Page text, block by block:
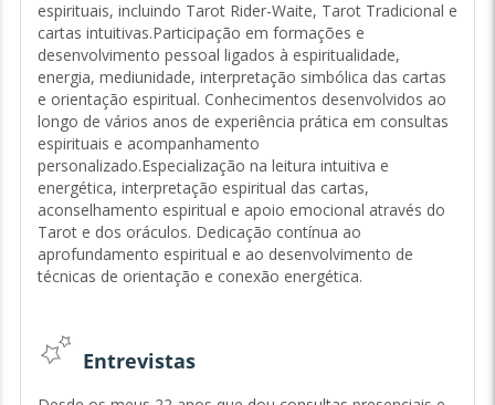
espirituais, incluindo Tarot Rider-Waite, Tarot Tradicional e
cartas intuitivas.Participação em formações e
desenvolvimento pessoal ligados à espiritualidade,
energia, mediunidade, interpretação simbólica das cartas
e orientação espiritual. Conhecimentos desenvolvidos ao
longo de vários anos de experiência prática em consultas
espirituais e acompanhamento
personalizado.Especialização na leitura intuitiva e
energética, interpretação espiritual das cartas,
aconselhamento espiritual e apoio emocional através do
Tarot e dos oráculos. Dedicação contínua ao
aprofundamento espiritual e ao desenvolvimento de
técnicas de orientação e conexão energética.
Entrevistas